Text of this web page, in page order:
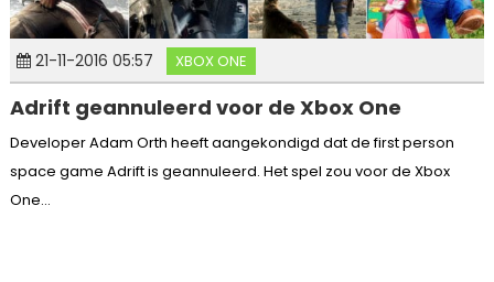
21-11-2016 05:57 XBOX ONE
Adrift geannuleerd voor de Xbox One
Developer Adam Orth heeft aangekondigd dat de first person
space game Adrift is geannuleerd. Het spel zou voor de Xbox
One...